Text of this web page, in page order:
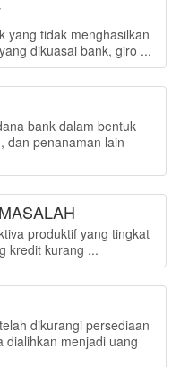
yang tidak menghasilkan
dikuasai bank, giro ...
bank dalam bentuk
dan penanaman lain
produktif yang tingkat
kredit kurang ...
dikurangi persediaan
dialihkan menjadi uang